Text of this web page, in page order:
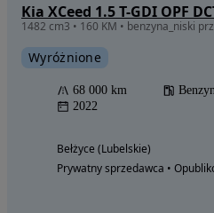
1482 cm3 • 160 KM • benzyna_niski
Wyróżnione
68 000 km
2022
Bełżyce (Lubelskie)
Prywatny sprzedawca •